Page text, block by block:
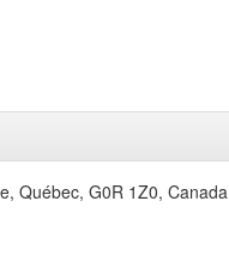
Québec, G0R 1Z0, Canada